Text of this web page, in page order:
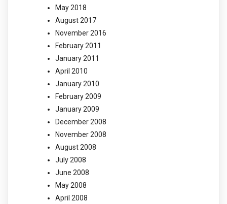
May 2018
August 2017
November 2016
February 2011
January 2011
April 2010
January 2010
February 2009
January 2009
December 2008
November 2008
August 2008
July 2008
June 2008
May 2008
April 2008